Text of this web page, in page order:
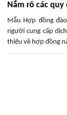
Nắm rõ các
Mẫu Hợp đồng
người cung cấp
thiệu về hợp đồng